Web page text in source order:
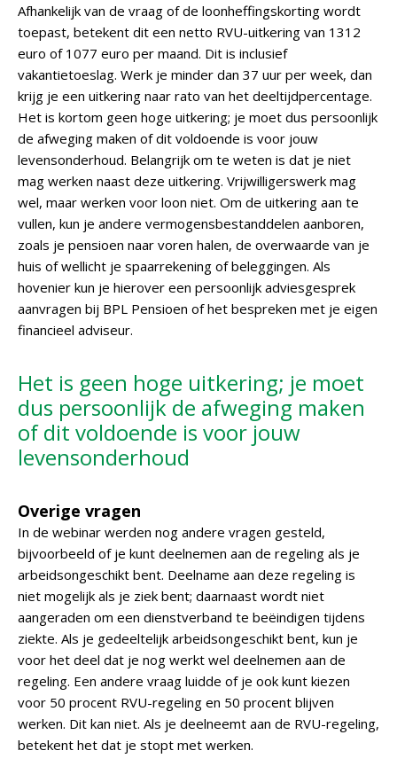
Afhankelijk van de vraag of de loonheffingskorting wordt
toepast, betekent dit een netto RVU-uitkering van 1312
euro of 1077 euro per maand. Dit is inclusief
vakantietoeslag. Werk je minder dan 37 uur per week, dan
krijg je een uitkering naar rato van het deeltijdpercentage.
Het is kortom geen hoge uitkering; je moet dus persoonlijk
de afweging maken of dit voldoende is voor jouw
levensonderhoud. Belangrijk om te weten is dat je niet
mag werken naast deze uitkering. Vrijwilligerswerk mag
wel, maar werken voor loon niet. Om de uitkering aan te
vullen, kun je andere vermogensbestanddelen aanboren,
zoals je pensioen naar voren halen, de overwaarde van je
huis of wellicht je spaarrekening of beleggingen. Als
hovenier kun je hierover een persoonlijk adviesgesprek
aanvragen bij BPL Pensioen of het bespreken met je eigen
financieel adviseur.
Het is geen hoge uitkering; je moet
dus persoonlijk de afweging maken
of dit voldoende is voor jouw
levensonderhoud
Overige vragen
In de webinar werden nog andere vragen gesteld,
bijvoorbeeld of je kunt deelnemen aan de regeling als je
arbeidsongeschikt bent. Deelname aan deze regeling is
niet mogelijk als je ziek bent; daarnaast wordt niet
aangeraden om een dienstverband te beëindigen tijdens
ziekte. Als je gedeeltelijk arbeidsongeschikt bent, kun je
voor het deel dat je nog werkt wel deelnemen aan de
regeling. Een andere vraag luidde of je ook kunt kiezen
voor 50 procent RVU-regeling en 50 procent blijven
werken. Dit kan niet. Als je deelneemt aan de RVU-regeling,
betekent het dat je stopt met werken.